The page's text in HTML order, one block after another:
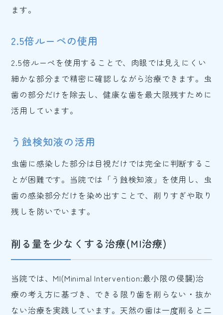
ます。
2.5倍ルーペの使用
2.5倍ルーペを使用することで、肉眼では見えにくい
細かな部分まで精密に確認しながら治療できます。虫
歯の部分だけを除去し、健康な歯を最大限残すために
活用しています。
う蝕検知液の活用
虫歯に感染した部分は目視だけでは完全に判断するこ
とが困難です。当院では「う蝕検知液」を使用し、虫
歯の感染部分だけを染め出すことで、削りすぎや取り
残しを防いでいます。
削る量を少なくする治療(MI治療)
当院では、MI(Minimal Intervention:最小限の侵襲)治
療の考え方に基づき、できる限り歯を削らない・抜か
ない治療を実践しています。天然の歯は一度削ると二